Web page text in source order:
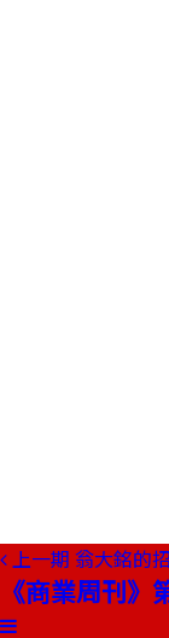
上一期 翁大銘的
《商業周刊》